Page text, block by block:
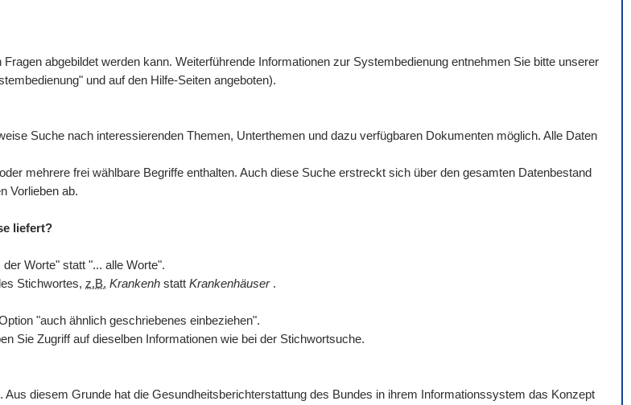
abgebildet werden kann. Weiterführende Informationen zur Systembedienung entnehmen Sie bitte unserer
und auf den Hilfe-Seiten angeboten).
Suche nach interessierenden Themen, Unterthemen und dazu verfügbaren Dokumenten möglich. Alle Daten
mehrere frei wählbare Begriffe enthalten. Auch diese Suche erstreckt sich über den gesamten Datenbestand
Vorlieben ab.
liefert?
Worte" statt "... alle Worte".
Stichwortes, z.B. Krankenh statt Krankenhäuser .
"auch ähnlich geschriebenes einbeziehen".
Sie Zugriff auf dieselben Informationen wie bei der Stichwortsuche.
diesem Grunde hat die Gesundheitsberichterstattung des Bundes in ihrem Informationssystem das Konzept